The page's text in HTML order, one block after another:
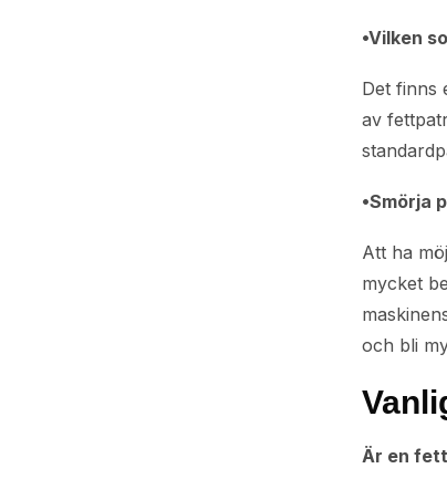
•Vilken
Det finns
av
•Smörja
Att ha
mycket
och bli
Är en